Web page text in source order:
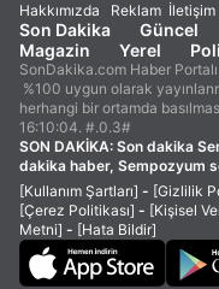
Hakkımızda Reklam İletişim
Son Dakika Güncel
Magazin
Yerel
SonDakika.com Haber
%100 uygun olarak
herhangi bir ortamda
16:10:04. #.0.3#
SON DAKİKA: Son dakika
dakika haber, Sempozyum
[Kullanım Şartları] - [Gizlilik
[Çerez Politikası] - [Kişisel
Metni] - [Hata Bildir]